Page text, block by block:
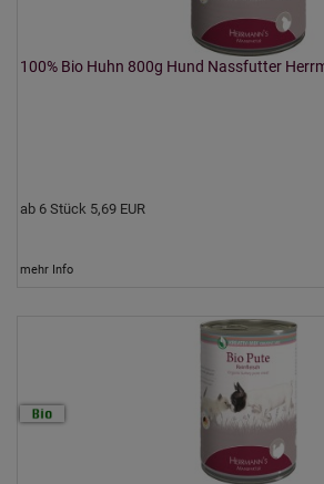
100% Bio Huhn 800g Hund Nassfutter
ab 6 Stück 5,69 EUR
mehr Info